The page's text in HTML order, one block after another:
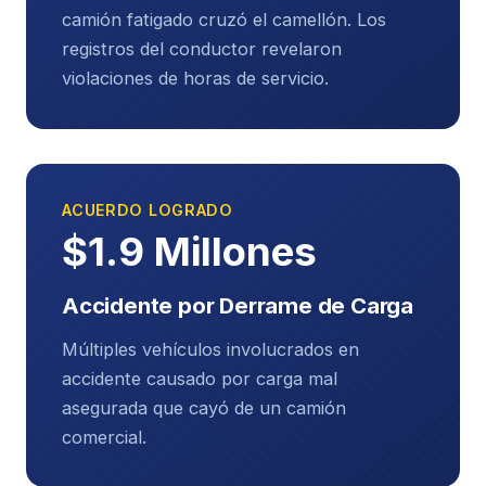
Pueden Ayudar Su Caso
Los camiones comerciales están regulados por las
Regulaciones Federales de Seguridad de
Autotransporte (FMCSR)
Horas de servicio— límites estrictos sobre
cuánto tiempo pueden manejar sin descanso
Requisitos de mantenimiento— los vehículos
licencias comerciales y capacitación
Límites de peso de carga— los camiones no
pueden exceder los límites establecidos
camión fatigado cruzó el camellón. Los
registros del conductor revelaron
violaciones de horas de servicio.
ACUERDO LOGRADO
$1.9 Millones
Accidente por Derrame de Carga
Múltiples vehículos involucrados en
accidente causado por carga mal
asegurada que cayó de un camión
comercial.